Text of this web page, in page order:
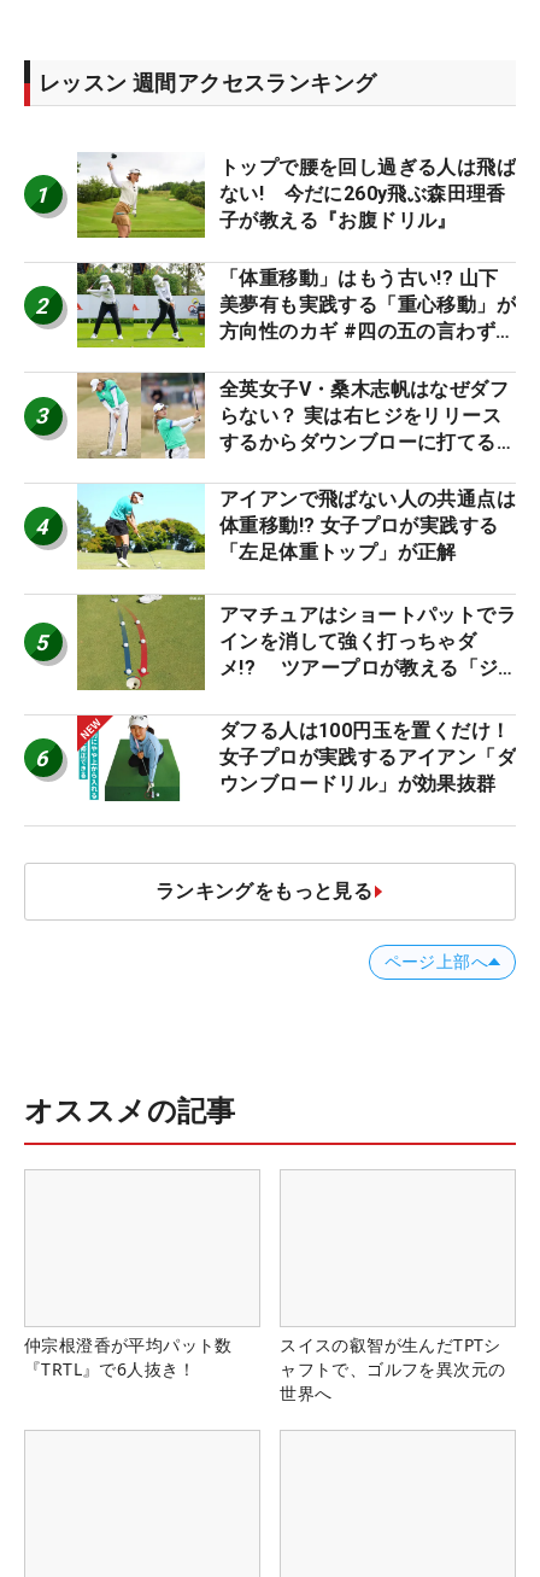
レッスン 週間アクセスランキング
1
トップで腰を回し過ぎる人は飛ば
ない! 今だに260y飛ぶ森田理香
子が教える『お腹ドリル』
2
「体重移動」はもう古い!? 山下
美夢有も実践する「重心移動」が
方向性のカギ #四の五の言わず振
3
全英女子V・桑木志帆はなぜダフ
らない？ 実は右ヒジをリリース
するからダウンブローに打てる #
4
アイアンで飛ばない人の共通点は
体重移動!? 女子プロが実践する
「左足体重トップ」が正解
5
アマチュアはショートパットでラ
インを消して強く打っちゃダ
メ!? ツアープロが教える「ジ
減するワケ
6
ダフる人は100円玉を置くだけ！
女子プロが実践するアイアン「ダ
ウンブロードリル」が効果抜群
ランキングをもっと見る
ページ上部へ
オススメの記事
仲宗根澄香が平均パット数
『TRTL』で6人抜き！
スイスの叡智が生んだTPTシ
ャフトで、ゴルフを異次元の
世界へ